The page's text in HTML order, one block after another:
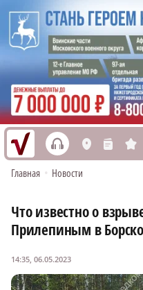
h L n s
Главная • Новости
Что известно о
Прилепиным в
14:35, 06.05.2023